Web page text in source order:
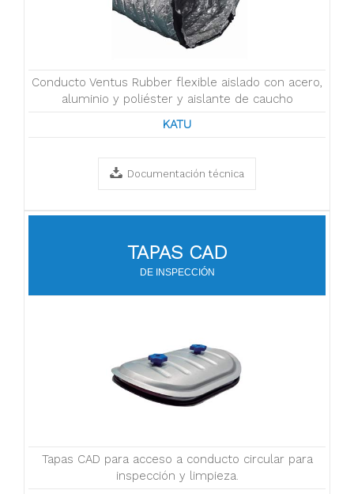
Conducto Ventus Rubber flexible aislado con acero,
aluminio y poliéster y aislante de caucho
KATU
Documentación técnica
TAPAS CAD
DE INSPECCIÓN
Tapas CAD para acceso a conducto circular para
inspección y limpieza.